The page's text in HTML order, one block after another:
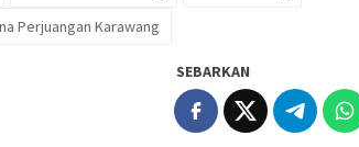
Perjuangan Karawang
SEBARKAN